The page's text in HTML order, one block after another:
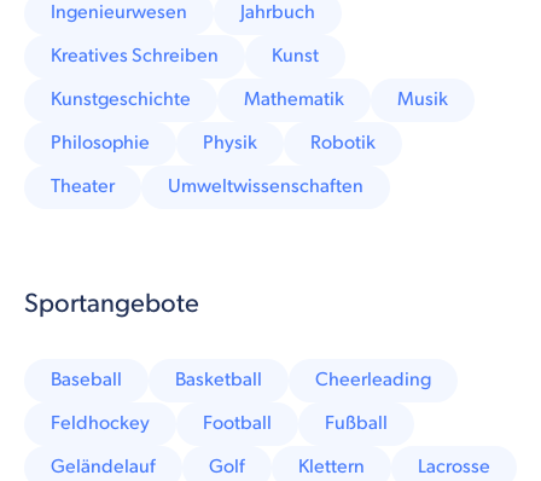
Ingenieurwesen
Jahrbuch
Kreatives Schreiben
Kunst
Kunstgeschichte
Mathematik
Musik
Philosophie
Physik
Robotik
Theater
Umweltwissenschaften
Sportangebote
Baseball Basketball
Cheerleading
Feldhockey
Football
Fußball
Geländelauf
Golf Klettern
Lacrosse